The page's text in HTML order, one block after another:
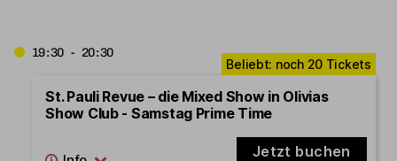
19:30 - 20:30
St. Pauli Revue – die Mixed Show in Olivias
Show Club - Samstag Prime Time
Jetzt buchen